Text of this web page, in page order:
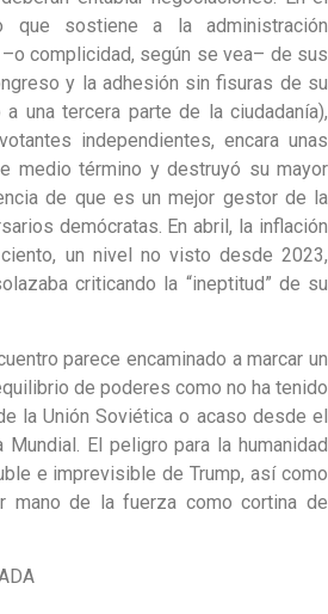
que sostiene a la administración
complicidad, según se vea– de sus
y la adhesión sin fisuras de su
una tercera parte de la ciudadanía),
independientes, encara unas
medio término y destruyó su mayor
de que es un mejor gestor de la
demócratas. En abril, la inflación
un nivel no visto desde 2023,
criticando la “ineptitud” de su
parece encaminado a marcar un
de poderes como no ha tenido
la Unión Soviética o acaso desde el
Mundial. El peligro para la humanidad
e imprevisible de Trump, así como
mano de la fuerza como cortina de